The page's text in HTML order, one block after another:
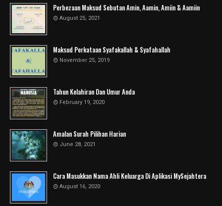
Perbezaan Maksud Sebutan Amin, Aamin, Amiin & Aamiin
August 25, 2021
Maksud Perkataan Syafakallah & Syafahallah
November 25, 2019
Tahun Kelahiran Dan Umur Anda
February 19, 2020
Amalan Surah Pilihan Harian
June 28, 2021
Cara Masukkan Nama Ahli Keluarga Di Aplikasi MySejahtera
August 16, 2020